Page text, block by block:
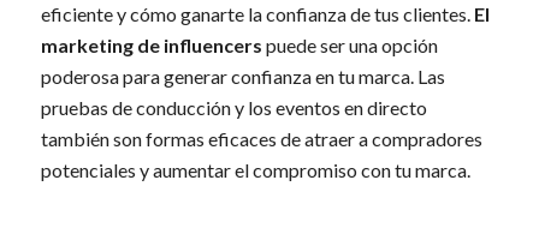
eficiente y cómo ganarte la confianza de tus clientes. El
marketing de influencers puede ser una opción
poderosa para generar confianza en tu marca. Las
pruebas de conducción y los eventos en directo
también son formas eficaces de atraer a compradores
potenciales y aumentar el compromiso con tu marca.